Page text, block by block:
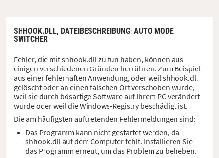
SHHOOK.DLL, DATEIBESCHREIBUNG: AUTO MODE
SWITCHER
Fehler, die mit shhook.dll zu tun haben, können aus
einigen verschiedenen Gründen herrühren. Zum Beispiel
aus einer fehlerhaften Anwendung, oder weil shhook.dll
gelöscht oder an einen falschen Ort verschoben wurde,
weil sie durch bösartige Software auf Ihrem PC verändert
wurde oder weil die Windows-Registry beschädigt ist.
Die am häufigsten auftretenden Fehlermeldungen sind:
Das Programm kann nicht gestartet werden, da
shhook.dll auf dem Computer fehlt. Installieren Sie
das Programm erneut, um das Problem zu beheben.